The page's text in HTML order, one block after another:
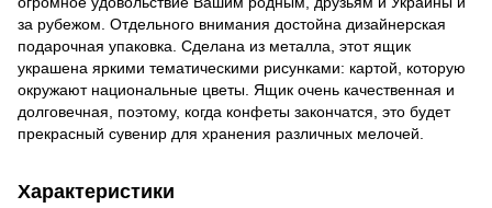
за рубежом. Отдельного внимания достойна дизайнерская
подарочная упаковка. Сделана из металла, этот ящик
украшена яркими тематическими рисунками: картой, которую
окружают национальные цветы. Ящик очень качественная и
долговечная, поэтому, когда конфеты закончатся, это будет
прекрасный сувенир для хранения различных мелочей.
Характеристики